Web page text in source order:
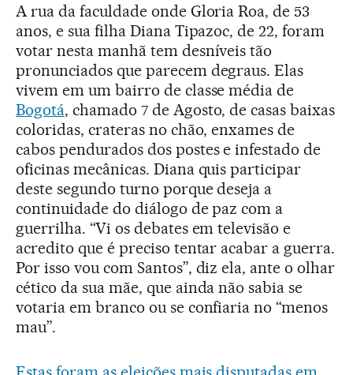
A rua da faculdade onde Gloria Roa, de 53
anos, e sua filha Diana Tipazoc, de 22, foram
votar nesta manhã tem desníveis tão
pronunciados que parecem degraus. Elas
vivem em um bairro de classe média de
Bogotá, chamado 7 de Agosto, de casas baixas
coloridas, crateras no chão, enxames de
cabos pendurados dos postes e infestado de
oficinas mecânicas. Diana quis participar
deste segundo turno porque deseja a
continuidade do diálogo de paz com a
guerrilha. “Vi os debates em televisão e
acredito que é preciso tentar acabar a guerra.
Por isso vou com Santos”, diz ela, ante o olhar
cético da sua mãe, que ainda não sabia se
votaria em branco ou se confiaria no “menos
mau”.